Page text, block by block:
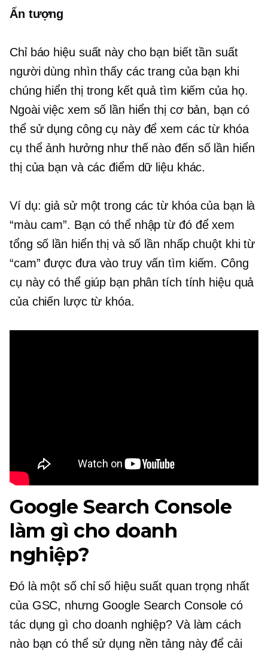
Ấn tượng
Chỉ báo hiệu suất này cho bạn biết tần suất
người dùng nhìn thấy các trang của bạn khi
chúng hiển thị trong kết quả tìm kiếm của họ.
Ngoài việc xem số lần hiển thị cơ bản, bạn có
thể sử dụng công cụ này để xem các từ khóa
cụ thể ảnh hưởng như thế nào đến số lần hiển
thị của bạn và các điểm dữ liệu khác.
Ví dụ: giả sử một trong các từ khóa của bạn là
“màu cam”. Bạn có thể nhập từ đó để xem
tổng số lần hiển thị và số lần nhấp chuột khi từ
“cam” được đưa vào truy vấn tìm kiếm. Công
cụ này có thể giúp bạn phân tích tính hiệu quả
của chiến lược từ khóa.
Google Search Console
làm gì cho doanh
nghiệp?
Đó là một số chỉ số hiệu suất quan trọng nhất
của GSC, nhưng Google Search Console có
tác dụng gì cho doanh nghiệp? Và làm cách
nào bạn có thể sử dụng nền tảng này để cải